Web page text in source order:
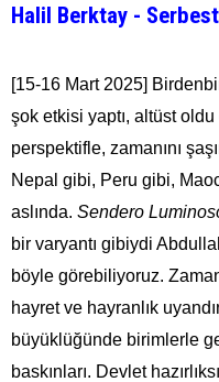
Halil Berktay -
[15-16 Mart 2025]
şok etkisi yaptı, altüst
perspektifle, zamanını
Nepal gibi, Peru gibi,
aslında. Sendero
bir varyantı gibiydi
böyle görebiliyoruz.
hayret ve hayranlık
büyüklüğünde birimlerle
baskınları. Devlet